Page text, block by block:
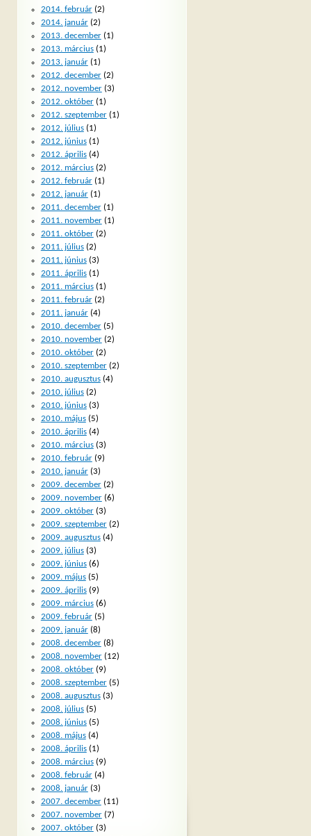
2014. február(2)
2014. január(2)
2013. december(1)
2013. március(1)
2013. január(1)
2012. december(2)
2012. november(3)
2012. október(1)
2012. szeptember(1)
2012. július(1)
2012. június(1)
2012. április(4)
2012. március(2)
2012. február(1)
2012. január(1)
2011. december(1)
2011. november(1)
2011. október(2)
2011. július(2)
2011. június(3)
2011. április(1)
2011. március(1)
2011. február(2)
2011. január(4)
2010. december(5)
2010. november(2)
2010. október(2)
2010. szeptember(2)
2010. augusztus(4)
2010. július(2)
2010. június(3)
2010. május(5)
2010. április(4)
2010. március(3)
2010. február(9)
2010. január(3)
2009. december(2)
2009. november(6)
2009. október(3)
2009. szeptember(2)
2009. augusztus(4)
2009. július(3)
2009. június(6)
2009. május(5)
2009. április(9)
2009. március(6)
2009. február(5)
2009. január(8)
2008. december(8)
2008. november(12)
2008. október(9)
2008. szeptember(5)
2008. augusztus(3)
2008. július(5)
2008. június(5)
2008. május(4)
2008. április(1)
2008. március(9)
2008. február(4)
2008. január(3)
2007. december(11)
2007. november(7)
2007. október(3)